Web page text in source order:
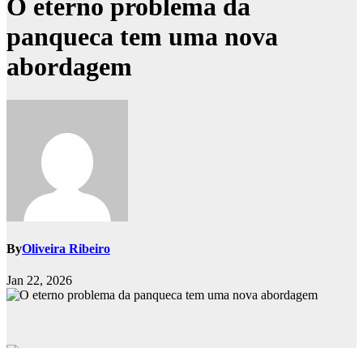
O eterno problema da
panqueca tem uma nova
abordagem
ByOliveira Ribeiro
Jan 22, 2026